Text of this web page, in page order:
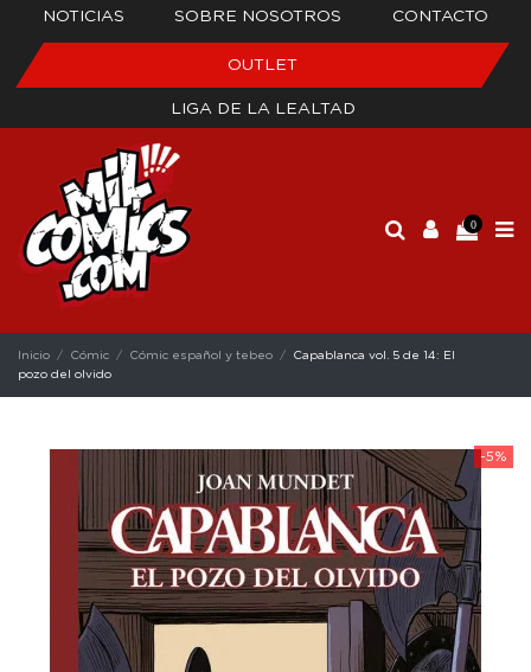
NOTICIAS SOBRE NOSOTROS CONTACTO
OUTLET
LIGA DE LA LEALTAD
0
Inicio Cómic Cómic español y tebeo
Capablanca vol. 5 de 14: El
pozo del olvido
-5%